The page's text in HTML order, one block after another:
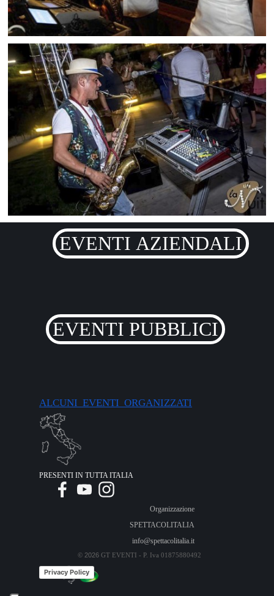
EVENTI AZIENDALI
EVENTI PUBBLICI
ALCUNI EVENTI ORGANIZZATI
Organizzazione
SPETTACOLITALIA
info@spettacolitalia.it
PRESENTI IN TUTTA ITALIA
Privacy Policy
© 2026 GT EVENTI - P. Iva 01875880492